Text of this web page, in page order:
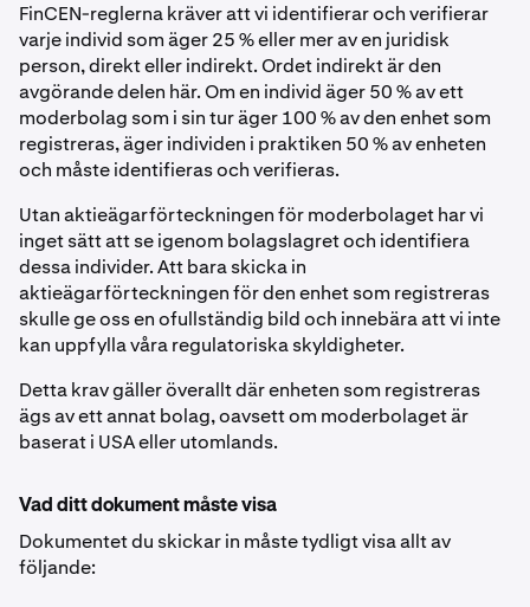
FinCEN-reglerna kräver att vi identifierar och verifierar
varje individ som äger 25 % eller mer av en juridisk
person, direkt eller indirekt. Ordet indirekt är den
avgörande delen här. Om en individ äger 50 % av ett
moderbolag som i sin tur äger 100 % av den enhet som
registreras, äger individen i praktiken 50 % av enheten
och måste identifieras och verifieras.
Utan aktieägarförteckningen för moderbolaget har vi
inget sätt att se igenom bolagslagret och identifiera
dessa individer. Att bara skicka in
aktieägarförteckningen för den enhet som registreras
skulle ge oss en ofullständig bild och innebära att vi inte
kan uppfylla våra regulatoriska skyldigheter.
Detta krav gäller överallt där enheten som registreras
ägs av ett annat bolag, oavsett om moderbolaget är
baserat i USA eller utomlands.
Vad ditt dokument måste visa
Dokumentet du skickar in måste tydligt visa allt av
följande: